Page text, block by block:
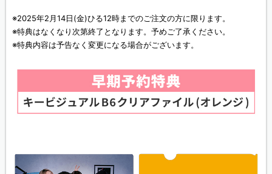
※2025年2月14日(金)ひる12時までのご注文の方に限ります。
※特典はなくなり次第終了となります。予めご了承ください。
※特典内容は予告なく変更になる場合がございます。